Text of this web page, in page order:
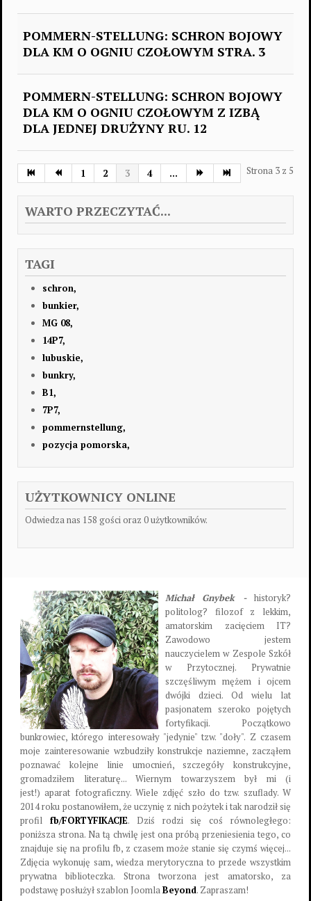
POMMERN-STELLUNG: SCHRON BOJOWY
DLA KM O OGNIU CZOŁOWYM STRA. 3
POMMERN-STELLUNG: SCHRON BOJOWY
DLA KM O OGNIU CZOŁOWYM Z IZBĄ
DLA JEDNEJ DRUŻYNY RU. 12
Strona 3 z 5
1 2 3 4 ...
WARTO PRZECZYTAĆ...
TAGI
schron,
bunkier,
MG 08,
14P7,
lubuskie,
bunkry,
B1,
7P7,
pommernstellung,
pozycja pomorska,
UŻYTKOWNICY ONLINE
Odwiedza nas 158 gości oraz 0 użytkowników.
Michał Gnybek - historyk?
politolog? filozof z lekkim,
amatorskim zacięciem IT?
Zawodowo jestem
nauczycielem w Zespole Szkół
w Przytocznej. Prywatnie
szczęśliwym mężem i ojcem
dwójki dzieci. Od wielu lat
pasjonatem szeroko pojętych
fortyfikacji. Początkowo
bunkrowiec, którego interesowały "jedynie" tzw. "doły". Z czasem
moje zainteresowanie wzbudziły konstrukcje naziemne, zacząłem
poznawać kolejne linie umocnień, szczegóły konstrukcyjne,
gromadziłem literaturę... Wiernym towarzyszem był mi (i
jest!) aparat fotograficzny. Wiele zdjęć szło do tzw. szuflady. W
2014 roku postanowiłem, że uczynię z nich pożytek i tak narodził się
profil fb/FORTYFIKACJE. Dziś rodzi się coś równoległego:
poniższa strona. Na tą chwilę jest ona próbą przeniesienia tego, co
znajduje się na profilu fb, z czasem może stanie się czymś więcej...
Zdjęcia wykonuję sam, wiedza merytoryczna to przede wszystkim
prywatna biblioteczka. Strona tworzona jest amatorsko, za
podstawę posłużył szablon JoomlaBeyond. Zapraszam!